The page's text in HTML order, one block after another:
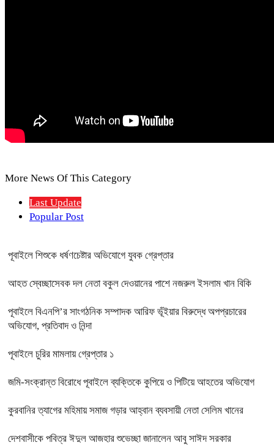
More News Of This Category
Last Update
Popular Post
পূবাইলে শিশুকে ধর্ষণচেষ্টার অভিযোগে যুবক গ্রেপ্তার
আহত স্বেচ্ছাসেবক দল নেতা বকুল দেওয়ানের পাশে নজরুল ইসলাম খান বিকি
পূবাইলে বিএনপি’র সাংগঠনিক সম্পাদক আরিফ ভূঁইয়ার বিরুদ্ধে অপপ্রচারের
অভিযোগ, প্রতিবাদ ও নিন্দা
পূবাইলে চুরির মামলায় গ্রেপ্তার ১
জমি-সংক্রান্ত বিরোধে পূবাইলে ব্যক্তিকে কুপিয়ে ও পিটিয়ে আহতের অভিযোগ
কুরবানির ত্যাগের মহিমায় সমাজ গড়ার আহ্বান ব্যবসায়ী নেতা সেলিম খানের
দেশবাসীকে পবিত্র ঈদুল আজহার শুভেচ্ছা জানালেন আবু সাঈদ সরকার